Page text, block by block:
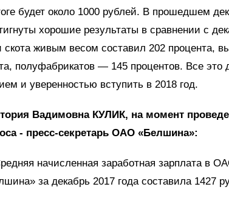
будет около 1000 рублей. В прошедшем
хорошие результаты в сравнении с
скота живым весом составил 202 процента,
полуфабрикатов — 145 процентов. Все это
и уверенностью вступить в 2018 год.
Вадимовна КУЛИК, на момент
- пресс-секретарь ОАО «Белшина»:
начисленная заработная зарплата в
за декабрь 2017 года составила 1427